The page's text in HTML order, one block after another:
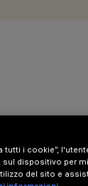
tutti i cookie”,
dispositivo per
del sito e